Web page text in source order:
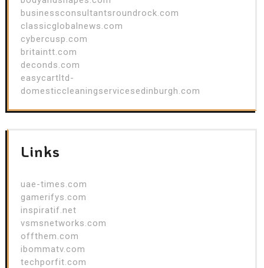
businessconsultantsroundrock.com
classicglobalnews.com
cybercusp.com
britaintt.com
deconds.com
easycartltd-
domesticcleaningservicesedinburgh.com
Links
uae-times.com
gamerifys.com
inspiratif.net
vsmsnetworks.com
offthem.com
ibommatv.com
techporfit.com